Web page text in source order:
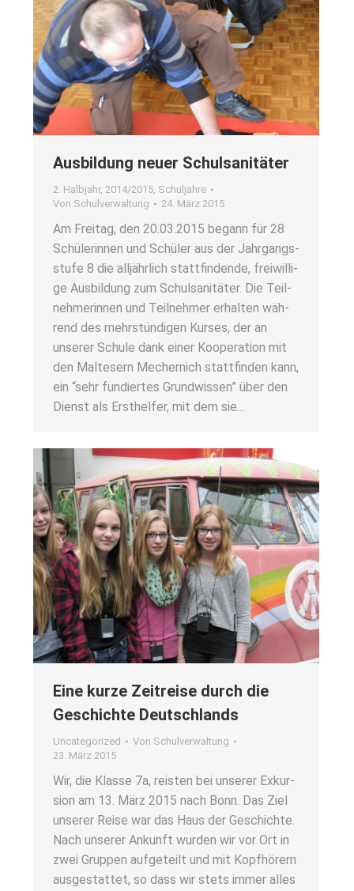
Aus­bil­dung neu­er Schul­sa­ni­tä­ter
2. Halbjahr, 2014/2015, Schuljahre
Von Schulverwaltung 24. März 2015
Am Frei­tag, den 20.03.2015 begann für 28
Schü­le­rin­nen und Schü­ler aus der Jahr­gangs­
stu­fe 8 die all­jähr­lich statt­fin­den­de, frei­wil­li­
ge Aus­bil­dung zum Schul­sa­ni­tä­ter. Die Teil­
neh­me­rin­nen und Teil­neh­mer erhal­ten wäh­
rend des mehr­stün­di­gen Kur­ses, der an
unse­rer Schu­le dank einer Koope­ra­ti­on mit
den Mal­te­sern Mecher­nich statt­fin­den kann,
ein “sehr fun­dier­tes Grund­wis­sen” über den
Dienst als Erst­hel­fer, mit dem sie…
Eine kur­ze Zeit­rei­se durch die
Geschich­te Deutsch­lands
Uncategorized Von Schulverwaltung
23. März 2015
Wir, die Klas­se 7a, reis­ten bei unse­rer Exkur­
si­on am 13. März 2015 nach Bonn. Das Ziel
unse­rer Rei­se war das Haus der Geschich­te.
Nach unse­rer Ankunft wur­den wir vor Ort in
zwei Grup­pen auf­ge­teilt und mit Kopf­hö­rern
aus­ge­stat­tet, so dass wir stets immer alles